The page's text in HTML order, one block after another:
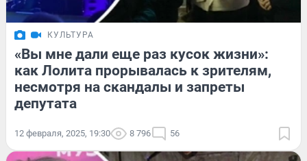
КУЛЬТУРА
«Вы мне дали еще раз кусок жизни»:
как Лолита прорывалась к зрителям,
несмотря на скандалы и запреты
депутата
12 февраля, 2025, 19:30 8 796 56